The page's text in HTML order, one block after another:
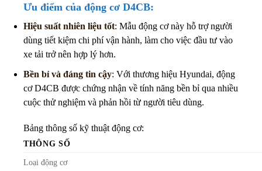
Ưu điểm của động cơ D4CB:
Hiệu suất nhiên liệu tốt: Mẫu động cơ này hỗ trợ người
dùng tiết kiệm chi phí vận hành, làm cho việc đầu tư vào
xe tải trở nên hợp lý hơn.
Bền bỉ và đáng tin cậy: Với thương hiệu Hyundai, động
cơ D4CB được chứng nhận về tính năng bền bỉ qua nhiều
cuộc thử nghiệm và phản hồi từ người tiêu dùng.
Bảng thông số kỹ thuật động cơ:
THÔNG SỐ
Loại động cơ